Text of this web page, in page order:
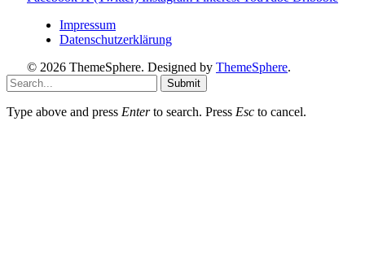
Impressum
Datenschutzerklärung
© 2026 ThemeSphere. Designed by ThemeSphere.
Submit
Type above and press Enterto search. Press Esc to cancel.